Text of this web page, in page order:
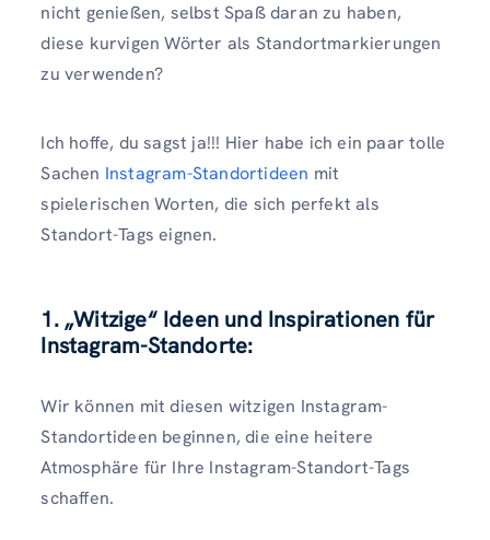
nicht genießen, selbst Spaß daran zu haben,
diese kurvigen Wörter als Standortmarkierungen
zu verwenden?
Ich hoffe, du sagst ja!!! Hier habe ich ein paar tolle
Sachen Instagram-Standortideen mit
spielerischen Worten, die sich perfekt als
Standort-Tags eignen.
1. „Witzige“ Ideen und Inspirationen für
Instagram-Standorte:
Wir können mit diesen witzigen Instagram-
Standortideen beginnen, die eine heitere
Atmosphäre für Ihre Instagram-Standort-Tags
schaffen.